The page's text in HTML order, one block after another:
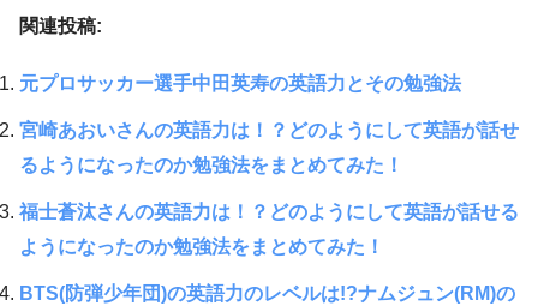
関連投稿:
元プロサッカー選手中田英寿の英語力とその勉強法
宮崎あおいさんの英語力は！？どのようにして英語が話せ
るようになったのか勉強法をまとめてみた！
福士蒼汰さんの英語力は！？どのようにして英語が話せる
ようになったのか勉強法をまとめてみた！
BTS(防弾少年団)の英語力のレベルは!?ナムジュン(RM)の